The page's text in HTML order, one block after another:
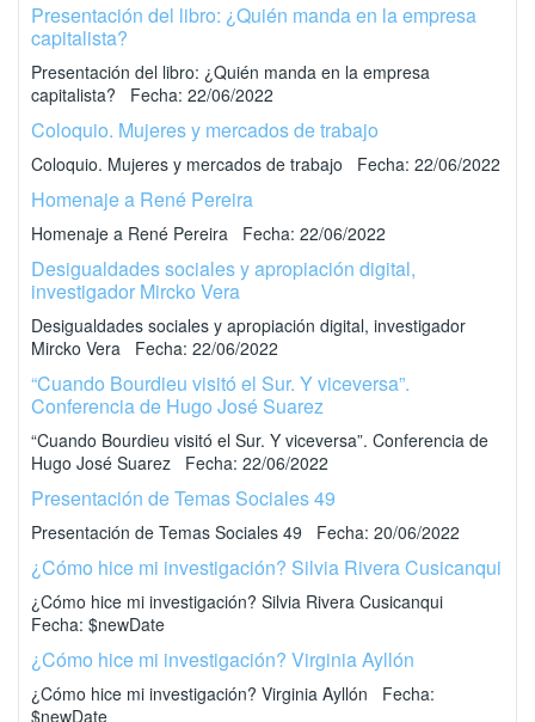
Presentación del libro: ¿Quién manda en la empresa
capitalista?
Presentación del libro: ¿Quién manda en la empresa
capitalista? Fecha: 22/06/2022
Coloquio. Mujeres y mercados de trabajo
Coloquio. Mujeres y mercados de trabajo Fecha: 22/06/2022
Homenaje a René Pereira
Homenaje a René Pereira Fecha: 22/06/2022
Desigualdades sociales y apropiación digital,
investigador Mircko Vera
Desigualdades sociales y apropiación digital, investigador
Mircko Vera Fecha: 22/06/2022
“Cuando Bourdieu visitó el Sur. Y viceversa”.
Conferencia de Hugo José Suarez
“Cuando Bourdieu visitó el Sur. Y viceversa”. Conferencia de
Hugo José Suarez Fecha: 22/06/2022
Presentación de Temas Sociales 49
Presentación de Temas Sociales 49 Fecha: 20/06/2022
¿Cómo hice mi investigación? Silvia Rivera Cusicanqui
¿Cómo hice mi investigación? Silvia Rivera Cusicanqui
Fecha: $newDate
¿Cómo hice mi investigación? Virginia Ayllón
¿Cómo hice mi investigación? Virginia Ayllón Fecha:
$newDate